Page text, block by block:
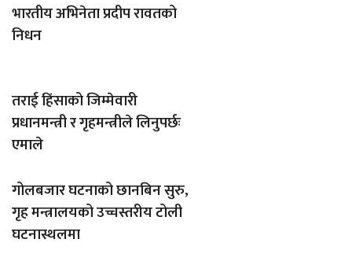
भारतीय अभिनेता प्रदीप रावतको
निधन
तराई हिंसाको जिम्मेवारी
प्रधानमन्त्री र गृहमन्त्रीले लिनुपर्छः
एमाले
गोलबजार घटनाको छानबिन सुरु,
गृह मन्त्रालयको उच्चस्तरीय टोली
घटनास्थलमा